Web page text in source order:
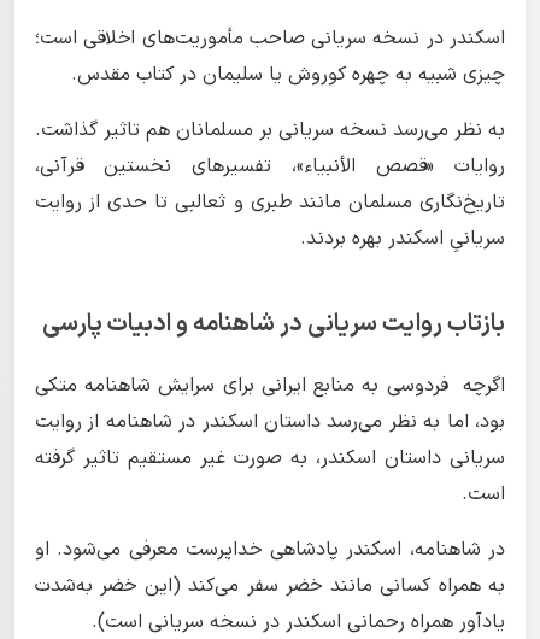
اسکندر در نسخه سریانی صاحب مأموریت‌های اخلاقی است؛
چیزی شبیه به چهره کوروش یا سلیمان در کتاب مقدس.
به نظر می‌رسد نسخه سریانی بر مسلمانان هم تاثیر گذاشت.
روایات «قصص الأنبیاء»، تفسیرهای نخستین قرآنی،
تاریخ‌نگاری مسلمان مانند طبری و ثعالبی تا حدی از روایت
سریانیِ اسکندر بهره بردند.
بازتاب روایت سریانی در شاهنامه و ادبیات پارسی
اگرچه فردوسی به منابع ایرانی برای سرایش شاهنامه متکی
بود، اما به نظر می‌رسد داستان اسکندر در شاهنامه از روایت
سریانی داستان اسکندر، به صورت غیر مستقیم تاثیر گرفته
است.
در شاهنامه، اسکندر پادشاهی خداپرست معرفی می‌شود. او
به همراه کسانی مانند خضر سفر می‌کند (این خضر به‌شدت
یادآور همراه رحمانی اسکندر در نسخه سریانی است).